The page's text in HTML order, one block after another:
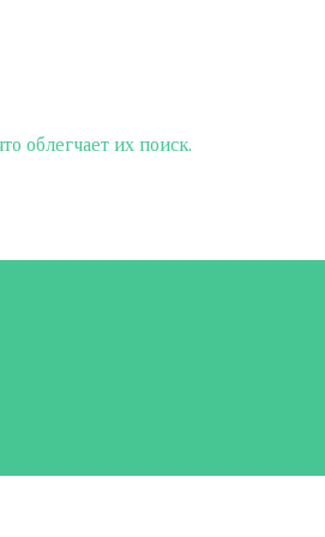
облегчает их поиск.